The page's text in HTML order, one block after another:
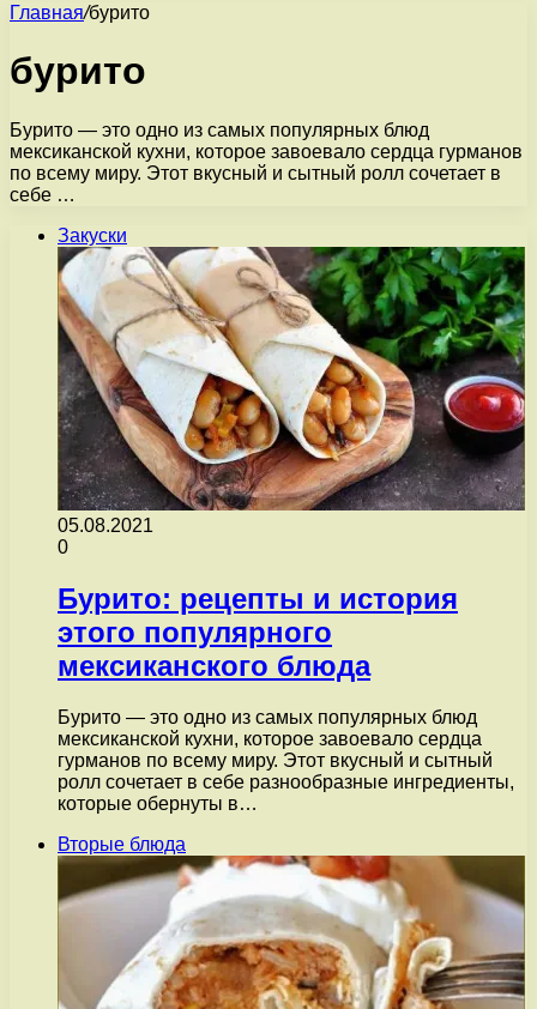
Главная/бурито
бурито
Бурито — это одно из самых популярных блюд
мексиканской кухни, которое завоевало сердца гурманов
по всему миру. Этот вкусный и сытный ролл сочетает в
себе …
Закуски
05.08.2021
0
Бурито: рецепты и история
этого популярного
мексиканского блюда
Бурито — это одно из самых популярных блюд
мексиканской кухни, которое завоевало сердца
гурманов по всему миру. Этот вкусный и сытный
ролл сочетает в себе разнообразные ингредиенты,
которые обернуты в…
Вторые блюда